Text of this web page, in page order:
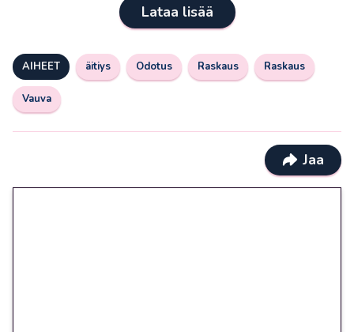
Lataa lisää
AIHEET äitiys Odotus Raskaus Raskaus
Vauva
Jaa